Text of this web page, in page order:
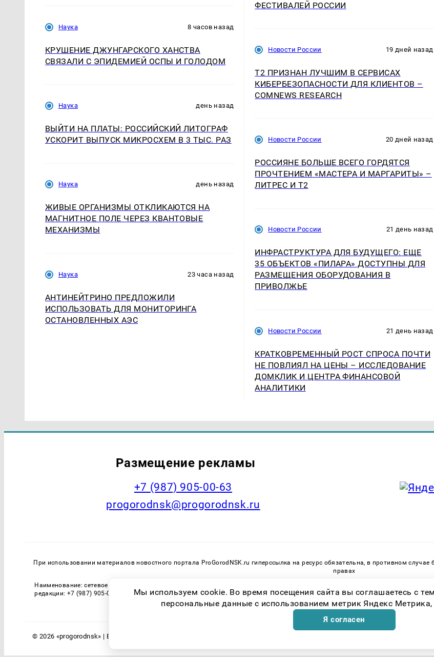
Наука 8 часов назад
КРУШЕНИЕ ДЖУНГАРСКОГО ХАНСТВА
СВЯЗАЛИ С ЭПИДЕМИЕЙ ОСПЫ И ГОЛОДОМ
Наука день назад
ВЫЙТИ НА ПЛАТЫ: РОССИЙСКИЙ ЛИТОГРАФ
УСКОРИТ ВЫПУСК МИКРОСХЕМ В 3 ТЫС. РАЗ
Наука день назад
ЖИВЫЕ ОРГАНИЗМЫ ОТКЛИКАЮТСЯ НА
МАГНИТНОЕ ПОЛЕ ЧЕРЕЗ КВАНТОВЫЕ
МЕХАНИЗМЫ
Наука 23 часа назад
АНТИНЕЙТРИНО ПРЕДЛОЖИЛИ
ИСПОЛЬЗОВАТЬ ДЛЯ МОНИТОРИНГА
ОСТАНОВЛЕННЫХ АЭС
ФЕСТИВАЛЕЙ РОССИИ
Новости России 19 дней назад
T2 ПРИЗНАН ЛУЧШИМ В СЕРВИСАХ
КИБЕРБЕЗОПАСНОСТИ ДЛЯ КЛИЕНТОВ –
COMNEWS RESEARCH
Новости России 20 дней назад
РОССИЯНЕ БОЛЬШЕ ВСЕГО ГОРДЯТСЯ
ПРОЧТЕНИЕМ «МАСТЕРА И МАРГАРИТЫ» –
ЛИТРЕС И T2
Новости России 21 день назад
ИНФРАСТРУКТУРА ДЛЯ БУДУЩЕГО: ЕЩЕ
35 ОБЪЕКТОВ «ПИЛАРА» ДОСТУПНЫ ДЛЯ
РАЗМЕЩЕНИЯ ОБОРУДОВАНИЯ В
ПРИВОЛЖЬЕ
Новости России 21 день назад
КРАТКОВРЕМЕННЫЙ РОСТ СПРОСА ПОЧТИ
НЕ ПОВЛИЯЛ НА ЦЕНЫ – ИССЛЕДОВАНИЕ
ДОМКЛИК И ЦЕНТРА ФИНАНСОВОЙ
АНАЛИТИКИ
Размещение рекламы
+7 (987) 905-00-63
progorodnsk@progorodnsk.ru
При использовании материалов новостного портала ProGorodNSK.ru гиперссылка на ресурс обязательна, в противном
правах
Наименование: сетевое издание PROGORODNSK (ПРОГОРОДНСК) Учредитель: ООО «Проказан». Главный редактор: Федосеева
редакции: +7 (987) 905-00-63. Регистрационный номер СМИ: ЭЛ № ФС 77 - 82994 от 31 марта 2022г. выдано Федеральной
коммуникаций. Возрастная категория сайта 16+.
© 2026 «progorodnsk» | Все права защищены
Мы используем cookie. Во время посещения сайта вы соглашаетесь с
персональные данные с использованием метрик Яндекс
Я согласен